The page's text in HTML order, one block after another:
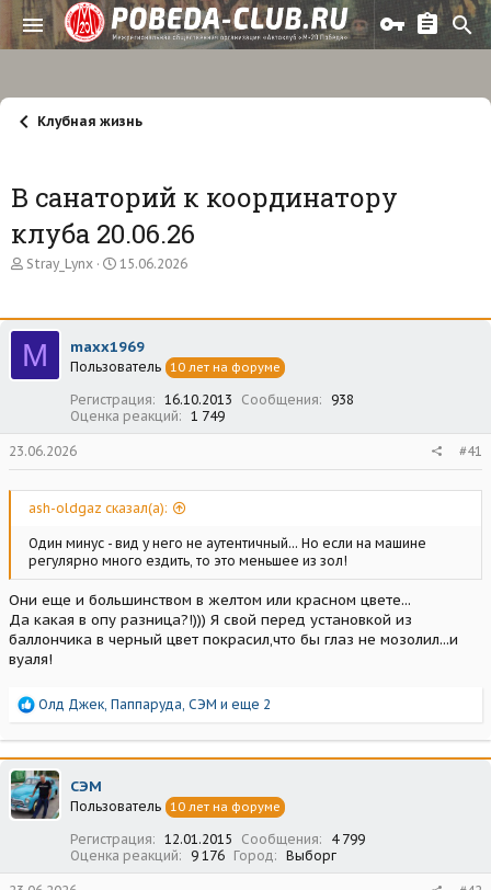
Клубная жизнь
В санаторий к координатору
клуба 20.06.26
А
о
р
т
е
Stray_Lynx
Д
а
а
ч
л
а
15.06.2026
M maxx1969
Пользователь 10 лет на форуме
Регистрация 16.10.2013 Сообщения
938
Оценка реакций
1 749
23.06.2026 #41
ash-oldgaz сказал(а):
Один минус - вид у него не аутентичный... Но если на машине
регулярно много ездить, то это меньшее из зол!
Они еще и большинством в желтом или красном цвете...
Да какая в опу разница?!))) Я свой перед установкой из
баллончика в черный цвет покрасил,что бы глаз не мозолил...и
вуаля!
Р
а
к
ц
и
и
Олд Джек Паппаруда СЭМ и еще 2
СЭМ
Пользователь 10 лет на форуме
Регистрация 12.01.2015 Сообщения
4 799
Оценка реакций
9 176 Город Выборг